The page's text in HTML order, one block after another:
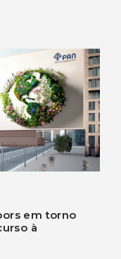
em torno
à